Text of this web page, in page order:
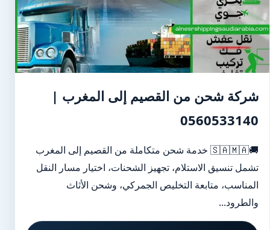
شركة شحن من القصيم إلى المغرب |
0560533140
🚚🇸🇦🇲🇦 خدمة شحن متكاملة من القصيم إلى المغرب
تشمل تنسيق الاستلام، تجهيز الشحنات، اختيار مسار النقل
المناسب، متابعة التخليص الجمركي، وشحن الأثاث
والطرود...